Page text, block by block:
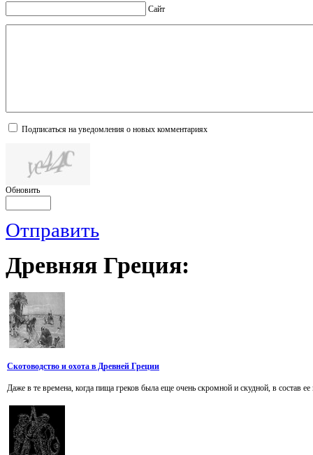
Сайт
Подписаться на уведомления о новых комментариях
Обновить
Отправить
Древняя Греция:
Скотоводство и охота в Древней Греции
Даже в те времена, когда пища греков была еще очень скромной и скудной, в состав